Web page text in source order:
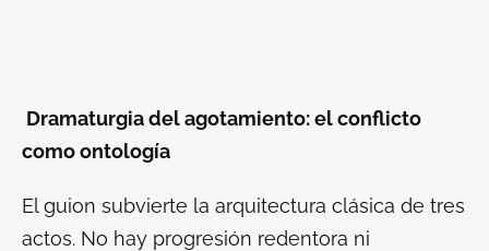
Dramaturgia del agotamiento: el conflicto
como ontología
El guion subvierte la arquitectura clásica de tres
actos. No hay progresión redentora ni